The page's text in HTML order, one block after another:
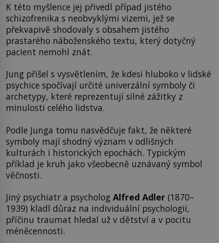
K této myšlence jej přivedl případ jistého
schizofrenika s neobvyklými vizemi, jež se
překvapivě shodovaly s obsahem jistého
prastarého náboženského textu, který dotyčný
pacient nemohl znát.
Jung přišel s vysvětlením, že kdesi hluboko v lidské
psychice spočívají určité univerzální symboly či
archetypy, které reprezentují silné zážitky z
minulosti celého lidstva.
Podle Junga tomu nasvědčuje fakt, že některé
symboly mají shodný význam v odlišných
kulturách i historických epochách. Typickým
příklad je kruh jako všeobecně uznávaný symbol
věčnosti.
Jiný psychiatr a psycholog Alfred Adler (1870–
1939) kladl důraz na individuální psychologii,
příčinu traumat hledal už v dětství a v pocitu
méněcennosti.